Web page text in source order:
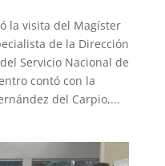
la visita del Magíster
de la Dirección
Servicio Nacional de
contó con la
del Carpio,...